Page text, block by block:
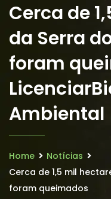
Cerca de
da Serra
foram
Ambiental
Home
Notícias
Cerca de 1,5 mil
foram queimados